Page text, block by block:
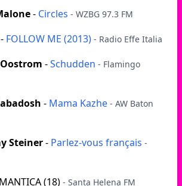
- Circles - WZBG 97.3 FM
- FOLLOW ME (2013) - Radio Effe Italia
-Schudden - Flamingo
- Mama Kazhe - AW Baton
Steiner- Parlez-vous français -
(18) - Santa Helena FM